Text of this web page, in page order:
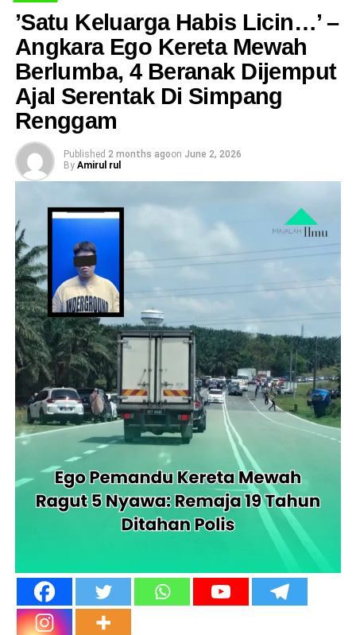
​’Satu Keluarga Habis Licin…’ –
Angkara Ego Kereta Mewah
Berlumba, 4 Beranak Dijemput
Ajal Serentak Di Simpang
Renggam
Published 2 months agoon June 2, 2026
By Amirul rul